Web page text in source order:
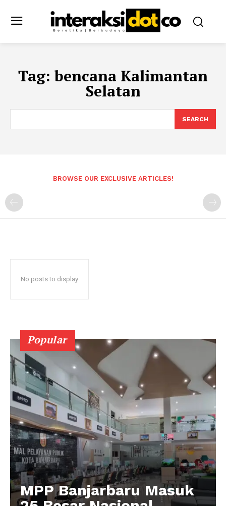
Tag:bencana Kalimantan
Selatan
SEARCH
BROWSE OUR EXCLUSIVE ARTICLES!
No posts to display
Popular
MPP Banjarbaru Masuk